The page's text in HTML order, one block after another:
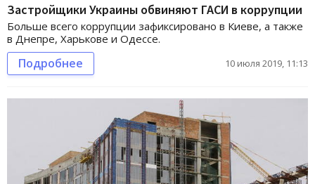
Застройщики Украины обвиняют ГАСИ в коррупции
Больше всего коррупции зафиксировано в Киеве, а также
в Днепре, Харькове и Одессе.
Подробнее 10 июля 2019, 11:13